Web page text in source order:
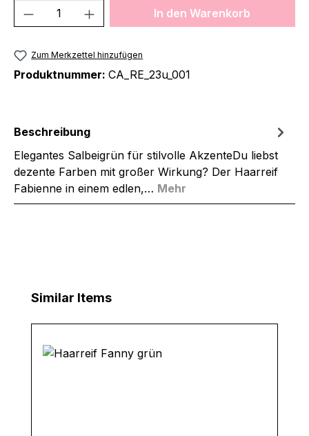
Produkt Anzahl: Gib denIn den Warenkorb
Zum Merkzettel hinzufügen
Produktnummer: CA_RE_23u_001
Beschreibung
Elegantes Salbeigrün für stilvolle AkzenteDu liebst
dezente Farben mit großer Wirkung? Der Haarreif
Fabienne in einem edlen,… Mehr
Produktgalerie überspringen
Similar Items